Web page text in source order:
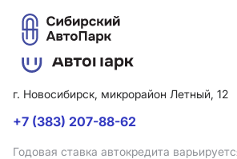
г. Новосибирск, микрорайон Летный, 12
+7 (383) 207-88-62
Годовая ставка автокредита